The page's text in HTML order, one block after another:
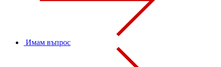
Имам въпрос